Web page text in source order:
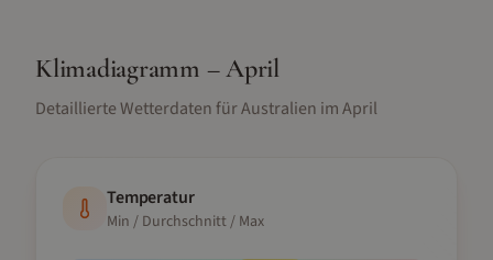
Klimadiagramm –April
Detaillierte Wetterdaten fürAustralien imApril
Temperatur
Min / Durchschnitt / Max